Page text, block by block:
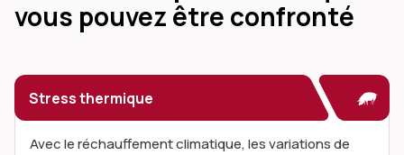
vous pouvez être confronté
Stress thermique
Avec le réchauffement climatique, les variations de